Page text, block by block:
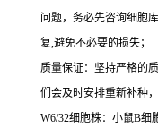
问题，务必先咨询细胞
复,避免不必要的损失；
质量保证：坚持严格的
们会及时安排重新补种
W6/32细胞株：小鼠B细